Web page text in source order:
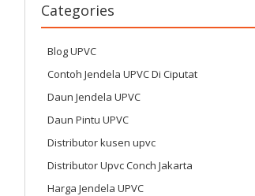
Categories
Blog UPVC
Contoh Jendela UPVC Di Ciputat
Daun Jendela UPVC
Daun Pintu UPVC
Distributor kusen upvc
Distributor Upvc Conch Jakarta
Harga Jendela UPVC